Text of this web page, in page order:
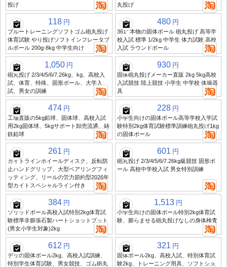
投げ
丸投げ
118 円
ブルートレーニングソフトゴム砲丸投げ
体育試験 やり投げソフトインフレータブ
ルボール 200g-8kg 中学生向け
480 円
361° 本物の固体ボール 砲丸投げ 高等学
校入試 標準 1/2kg 中学生 体力試験 高校
入試 ラウンドボール
1,050 円
砲丸投げ 2/3/4/5/6/7.26kg、kg、高校入
試、体育、特殊、固形ボール、大学入
試、男女の訓練
930 円
固体砲丸投げメーカー直販 2kg 5kg高校
入試競技 陸上競技 小学生 中学校 体操器
具
474 円
工場直販の5kg鉛球、固体球、高校入試
用2kg固体球、5kgサポート卸売流通、鋳
鉄鉛球
228 円
小学生向けの固体ボール高等学校入学試
験特別2kg体育試験標準訓練砲丸投げ1kg
の固体ボール
261 円
カイトラインホイールディスク、反転防
止ハンドグリップ、大型ベアリングフィ
ッティング、リールの労力節約型2026年
型カイトスペシャルライン付き
601 円
砲丸投げ 2/3/4/5/6/7.26kg級競技 固形ボ
ール 高校中学校入試 男女特別訓練
384 円
ソリッドボール高校入試特別2kg体育試
験標準非膨張石製ハートショットプット
(男女小学生対象)2kg
1,513 円
小学生向けの固体ボール特別2kg体育試
験、膨らませる砲丸投げなしの身体検査
612 円
デリの固体ボール2kg、高校入試訓練、
特別学生体育試験、男女競技、ゴム砲丸
321 円
固体ボール2kg、高校入試、特別体育試
験2kg、トレーニング用具、ソフトショ